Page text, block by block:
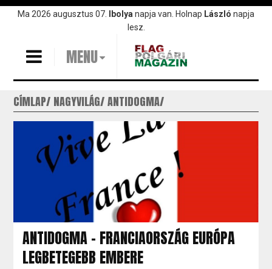
UgrásMa 2026 augusztus 07. Ibolya napja van. Holnap László napja
lesz.
MENU
CÍMLAP NAGYVILÁG ANTIDOGMA
ANTIDOGMA - FRANCIAORSZÁG EURÓPA
LEGBETEGEBB EMBERE